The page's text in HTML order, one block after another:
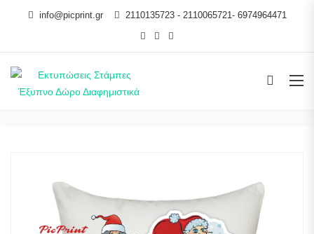
info@picprint.gr 2110135723 - 2110065721- 6974964471